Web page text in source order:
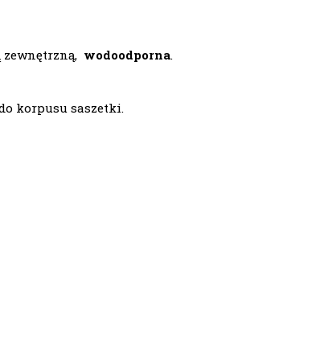
zewnętrzną, wodoodporna.
korpusu saszetki.